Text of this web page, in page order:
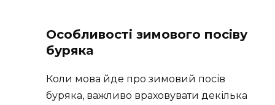
Особливості зимового посіву
буряка
Коли мова йде про зимовий посів
буряка, важливо враховувати декілька